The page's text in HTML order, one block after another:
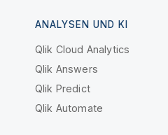
ANALYSEN UND KI
Qlik Cloud Analytics
Qlik Answers
Qlik Predict
Qlik Automate